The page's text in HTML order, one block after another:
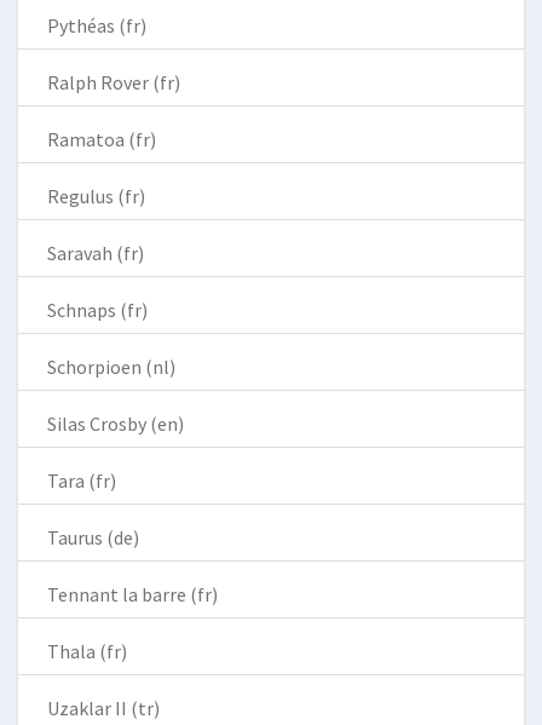
Pythéas (fr)
Ralph Rover (fr)
Ramatoa (fr)
Regulus (fr)
Saravah (fr)
Schnaps (fr)
Schorpioen (nl)
Silas Crosby (en)
Tara (fr)
Taurus (de)
Tennant la barre (fr)
Thala (fr)
Uzaklar II (tr)